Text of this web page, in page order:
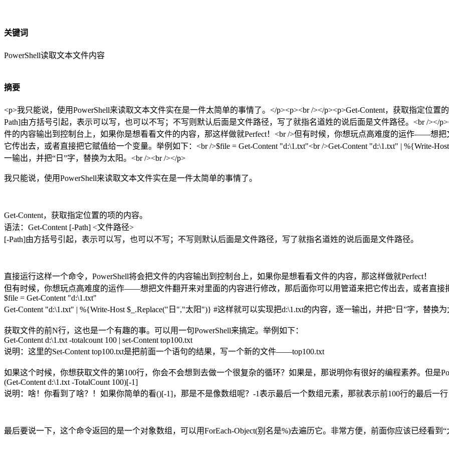
关键词
PowerShell读取文本文件内容
摘要
<p>我只能说，使用PowerShell来读取文本文件实在是一件太简单的事情了。</p><p><br /></p><p>Get-Content，获取指定位置
Path]由方括号引起，表示可以写，也可以不写；不写则默认后面是文件路径，写了就指名道姓的说后面是文件路径。<br /></
件的内容输出到控制台上，如果你是想看看文件的内容，那这样做就Perfect！<br />但有时候，你想玩点高难度的运作——想
它传出去，或者直接把它赋值给一个变量。举例如下：<br />$file = Get-Content "d:\1.txt"<br />Get-Content "d:\1.txt" | %{Write-
一输出，并把“日”字，替换为太阳。<br /><br /></p>
我只能说，使用PowerShell来读取文本文件实在是一件太简单的事情了。
Get-Content，获取指定位置的项的内容。
语法：Get-Content [-Path] <文件路径>
[-Path]由方括号引起，表示可以写，也可以不写；不写则默认后面是文件路径，写了就指名道姓的说后面是文件路径。
直接运行这样一个命令，PowerShell将会把文件的内容输出到控制台上，如果你是想看看文件的内容，那这样做就Perfect！
但有时候，你想玩点高难度的运作——想把文件翻开来对里面的内容进行修改，那后面你可以用管道来把它传出去，或者直接
$file = Get-Content "d:\1.txt"
Get-Content "d:\1.txt" | %{Write-Host $_.Replace("日","太阳")} #这样就可以实现把d:\1.txt的内容，逐一输出，并把“日”字，替换
获取文件的前N行，这也是一个有趣的事。可以用一句PowerShell来搞定。举例如下：
Get-Content d:\1.txt -totalcount 100 | set-Content top100.txt
说明：这里的Set-Content top100.txt是把前面一个语句的结果，写一个新的文件——top100.txt
如果这个时候，你想获取文件的第100行，你会不会想到去做一个很复杂的循环？如果是，那说明你有很好的编程素养。但是
(Get-Content d:\1.txt -TotalCount 100)[-1]
说明：啥！你看到了啥？！如果你简单的看()[-1]，那是不是像数组呢？-1表示最后一个数组元素，那就表示前100行的最后一
最后要说一下，这个命令返回的是一个对象数组，可以用ForEach-Object(别名是%)去遍历它。非常方便，前面你应该已经看到